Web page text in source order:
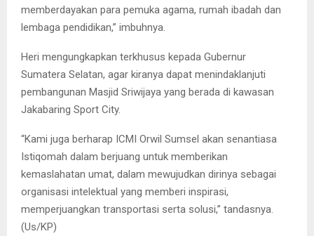
memberdayakan para pemuka agama, rumah ibadah dan
lembaga pendidikan,” imbuhnya.
Heri mengungkapkan terkhusus kepada Gubernur
Sumatera Selatan, agar kiranya dapat menindaklanjuti
pembangunan Masjid Sriwijaya yang berada di kawasan
Jakabaring Sport City.
“Kami juga berharap ICMI Orwil Sumsel akan senantiasa
Istiqomah dalam berjuang untuk memberikan
kemaslahatan umat, dalam mewujudkan dirinya sebagai
organisasi intelektual yang memberi inspirasi,
memperjuangkan transportasi serta solusi,” tandasnya.
(Us/KP)